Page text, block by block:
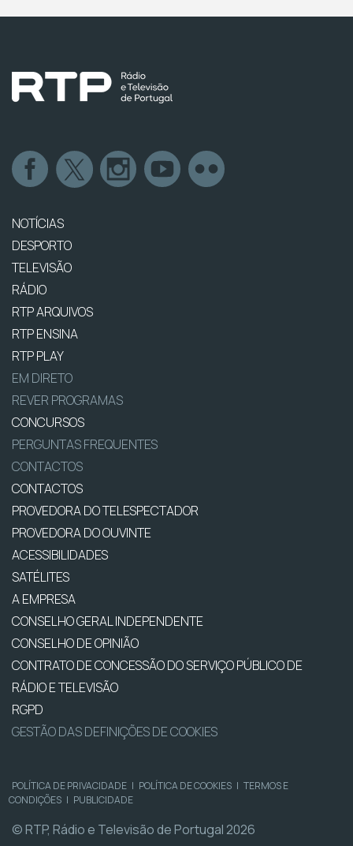
NOTÍCIAS
DESPORTO
TELEVISÃO
RÁDIO
RTP ARQUIVOS
RTP ENSINA
RTP PLAY
EM DIRETO
REVER PROGRAMAS
CONCURSOS
PERGUNTAS FREQUENTES
CONTACTOS
CONTACTOS
PROVEDORA DO TELESPECTADOR
PROVEDORA DO OUVINTE
ACESSIBILIDADES
SATÉLITES
A EMPRESA
CONSELHO GERAL INDEPENDENTE
CONSELHO DE OPINIÃO
CONTRATO DE CONCESSÃO DO SERVIÇO PÚBLICO DE
RÁDIO E TELEVISÃO
RGPD
GESTÃO DAS DEFINIÇÕES DE COOKIES
POLÍTICA DE PRIVACIDADE | POLÍTICA DE COOKIES | TERMOS E
CONDIÇÕES | PUBLICIDADE
© RTP, Rádio e Televisão de Portugal 2026